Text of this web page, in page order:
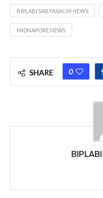
BIPLABI SABYASACHI NEWS
MIDNAPORE NEWS
SHARE 0